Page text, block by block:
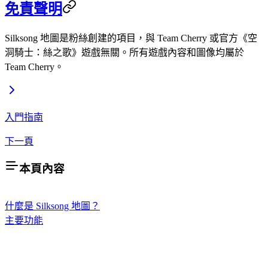
免責聲明
Silksong 地圖是粉絲創建的項目，與 Team Cherry 或官方《空
洞騎士：絲之歌》遊戲無關。所有遊戲內容和圖像均屬於
Team Cherry。
入門指南
下一頁
本頁內容
什麼是 Silksong 地圖？
主要功能